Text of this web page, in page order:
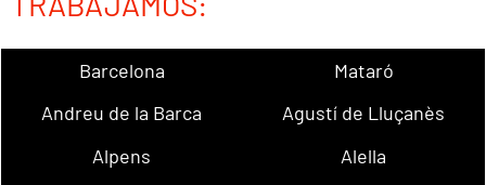
Barcelona
Mataró
Andreu de la Barca
Agustí de Lluçanès
Alpens
Alella